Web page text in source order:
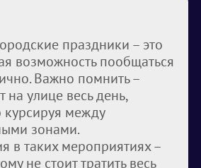
праздники – это
возможность пообщаться
Важно помнить –
улице весь день,
между
зонами.
в таких мероприятиях –
не стоит тратить весь